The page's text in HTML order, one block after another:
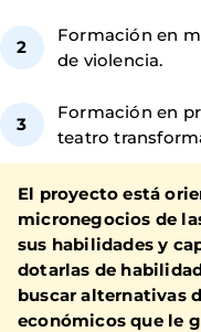
Formación en
de violencia.
Formación en
teatro
El proyecto está
micronegocios de
sus habilidades y
dotarlas de
buscar alternativas
económicos que le